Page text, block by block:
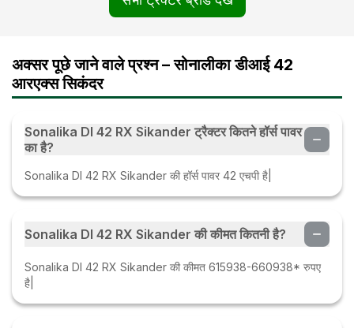
अक्सर पूछे जाने वाले प्रश्न – सोनालीका डीआई 42
आरएक्स सिकंदर
Sonalika DI 42 RX Sikander ट्रैक्टर कितने हॉर्स पावर
का है?
Sonalika DI 42 RX Sikander की हॉर्स पावर 42 एचपी है|
Sonalika DI 42 RX Sikander की कीमत कितनी है?
Sonalika DI 42 RX Sikander की कीमत 615938-660938* रुपए
है|